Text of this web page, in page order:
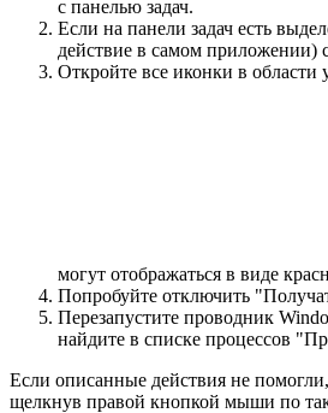
с панелью задач.
Если на панели задач есть
действие в самом приложении)
Откройте все иконки в
могут отображаться в виде
Попробуйте отключить
Перезапустите проводник
найдите в списке процессов
Если описанные действия не
щелкнув правой кнопкой мыши по